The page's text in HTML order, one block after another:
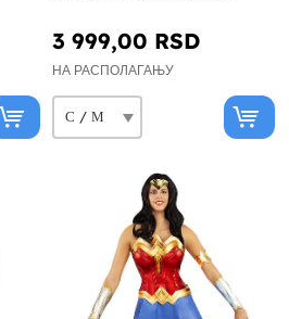
3 999,00 RSD
НА РАСПОЛАГАЊУ